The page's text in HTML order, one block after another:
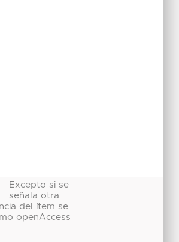
Excepto si se
señala otra
del ítem se
openAccess